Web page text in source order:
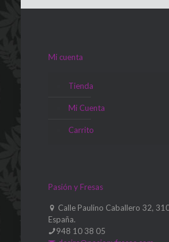
Mi cuenta
Tienda
Mi Cuenta
Carrito
Pasión y Fresas
Calle Paulino Caballero 32,
España.
948 10 38 05